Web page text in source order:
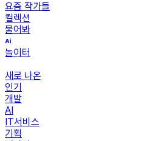
요즘 작가들
컬렉션
물어봐
놀이터
새로 나온
인기
개발
AI
IT서비스
기획